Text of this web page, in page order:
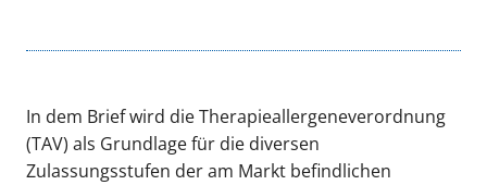
In dem Brief wird die Therapieallergeneverordnung
(TAV) als Grundlage für die diversen
Zulassungsstufen der am Markt befindlichen